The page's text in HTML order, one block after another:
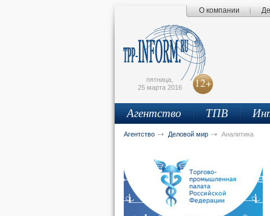
О компании
пятница,
25 марта 2016
12+
Агентство ТПВ
Агентство Деловой мир Аналитика